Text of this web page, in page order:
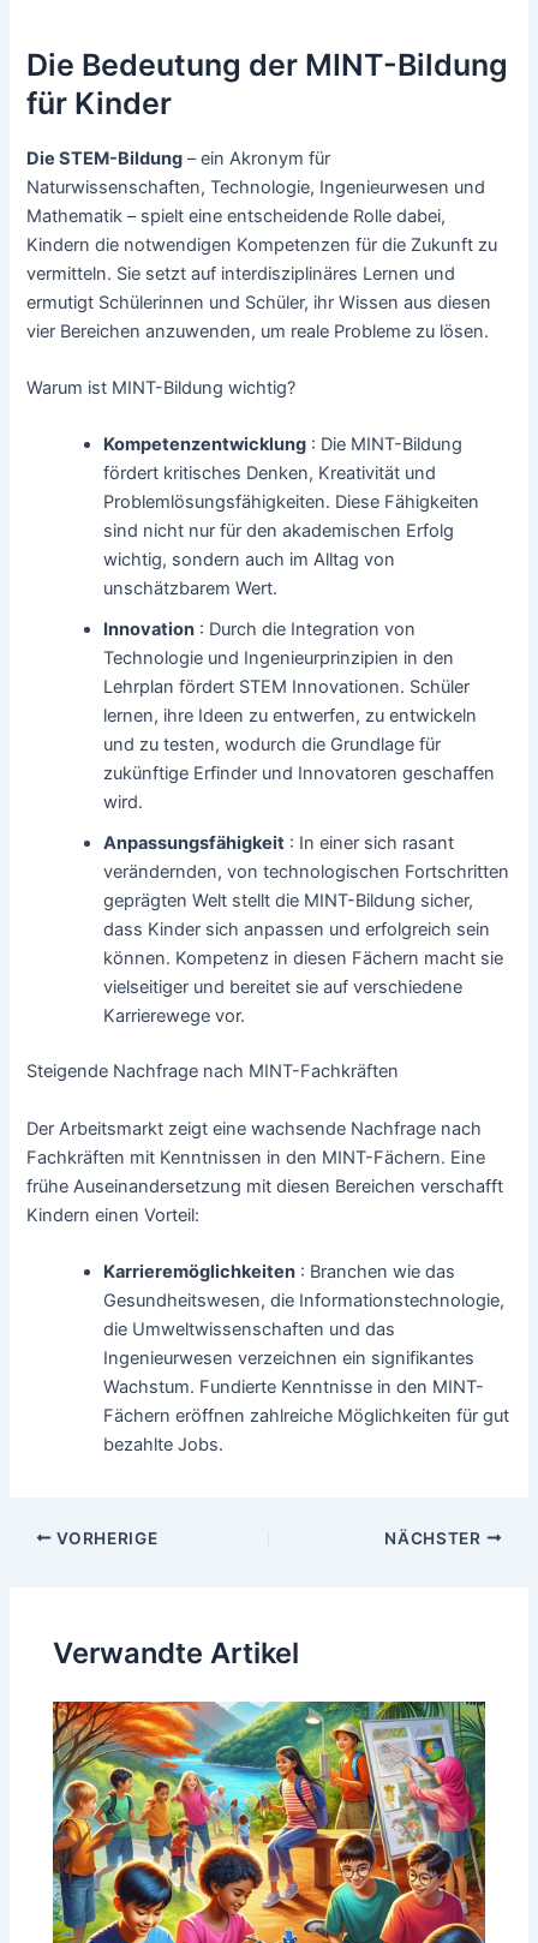
Die Bedeutung der MINT-Bildung
für Kinder
Die STEM-Bildung – ein Akronym für
Naturwissenschaften, Technologie, Ingenieurwesen und
Mathematik – spielt eine entscheidende Rolle dabei,
Kindern die notwendigen Kompetenzen für die Zukunft zu
vermitteln. Sie setzt auf interdisziplinäres Lernen und
ermutigt Schülerinnen und Schüler, ihr Wissen aus diesen
vier Bereichen anzuwenden, um reale Probleme zu lösen.
Warum ist MINT-Bildung wichtig?
Kompetenzentwicklung : Die MINT-Bildung
fördert kritisches Denken, Kreativität und
Problemlösungsfähigkeiten. Diese Fähigkeiten
sind nicht nur für den akademischen Erfolg
wichtig, sondern auch im Alltag von
unschätzbarem Wert.
Innovation : Durch die Integration von
Technologie und Ingenieurprinzipien in den
Lehrplan fördert STEM Innovationen. Schüler
lernen, ihre Ideen zu entwerfen, zu entwickeln
und zu testen, wodurch die Grundlage für
zukünftige Erfinder und Innovatoren geschaffen
wird.
Anpassungsfähigkeit : In einer sich rasant
verändernden, von technologischen Fortschritten
geprägten Welt stellt die MINT-Bildung sicher,
dass Kinder sich anpassen und erfolgreich sein
können. Kompetenz in diesen Fächern macht sie
vielseitiger und bereitet sie auf verschiedene
Karrierewege vor.
Steigende Nachfrage nach MINT-Fachkräften
Der Arbeitsmarkt zeigt eine wachsende Nachfrage nach
Fachkräften mit Kenntnissen in den MINT-Fächern. Eine
frühe Auseinandersetzung mit diesen Bereichen verschafft
Kindern einen Vorteil:
Karrieremöglichkeiten : Branchen wie das
Gesundheitswesen, die Informationstechnologie,
die Umweltwissenschaften und das
Ingenieurwesen verzeichnen ein signifikantes
Wachstum. Fundierte Kenntnisse in den MINT-
Fächern eröffnen zahlreiche Möglichkeiten für gut
bezahlte Jobs.
VORHERIGE NÄCHSTER
Verwandte Artikel